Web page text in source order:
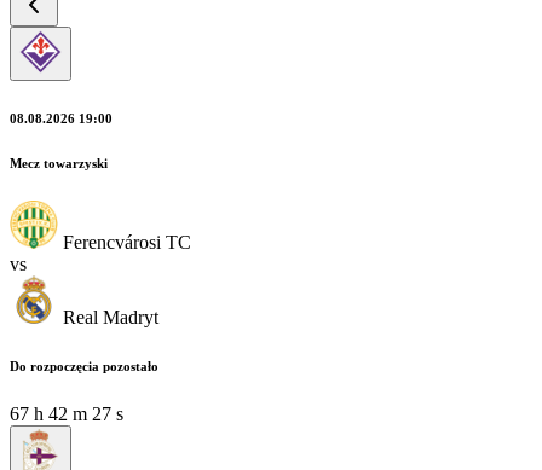
08.08.2026 19:00
Mecz towarzyski
Ferencvárosi TC
vs
Real Madryt
Do rozpoczęcia pozostało
67 h 42 m 27 s